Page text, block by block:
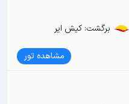
برگشت: کیش ایر
مشاهده تور